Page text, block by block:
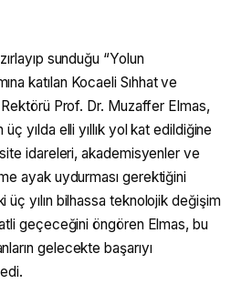
sunduğu “Yolun
katılan Kocaeli Sıhhat ve
Prof. Dr. Muzaffer Elmas,
yılda elli yıllık yol kat edildiğine
idareleri, akademisyenler ve
ayak uydurması gerektiğini
üç yılın bilhassa teknolojik değişim
geçeceğini öngören Elmas, bu
gelecekte başarıyı